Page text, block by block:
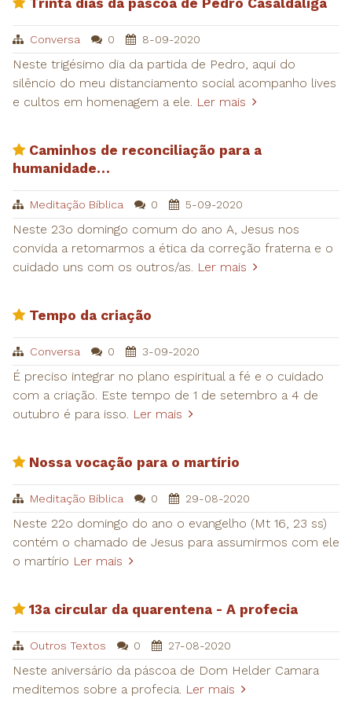
Conversa 0 8-09-2020
Neste trigésimo dia da partida de Pedro, aqui do
silêncio do meu distanciamento social acompanho lives
e cultos em homenagem a ele. Ler mais
Caminhos de reconciliação para a
humanidade…
Meditação Bíblica 0 5-09-2020
Neste 23o domingo comum do ano A, Jesus nos
convida a retomarmos a ética da correção fraterna e o
cuidado uns com os outros/as. Ler mais
Tempo da criação
Conversa 0 3-09-2020
É preciso integrar no plano espiritual a fé e o cuidado
com a criação. Este tempo de 1 de setembro a 4 de
outubro é para isso. Ler mais
Nossa vocação para o martírio
Meditação Bíblica 0 29-08-2020
Neste 22o domingo do ano o evangelho (Mt 16, 23 ss)
contém o chamado de Jesus para assumirmos com ele
o martírio Ler mais
13a circular da quarentena - A profecia
Outros Textos 0 27-08-2020
Neste aniversário da páscoa de Dom Helder Camara
meditemos sobre a profecia. Ler mais